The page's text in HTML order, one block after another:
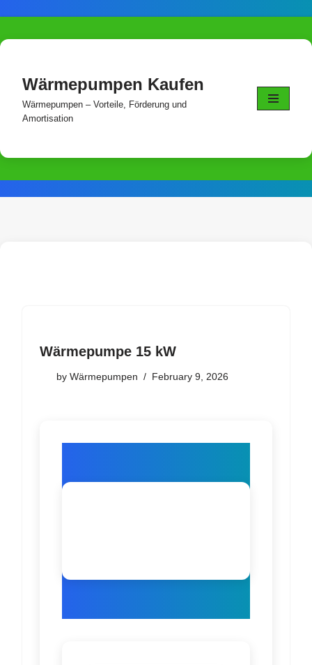
Skip
Wärmepumpen Kaufen
Wärmepumpen – Vorteile, Förderung und
Amortisation
Wärmepumpe 15 kW
by Wärmepumpen February 9, 2026